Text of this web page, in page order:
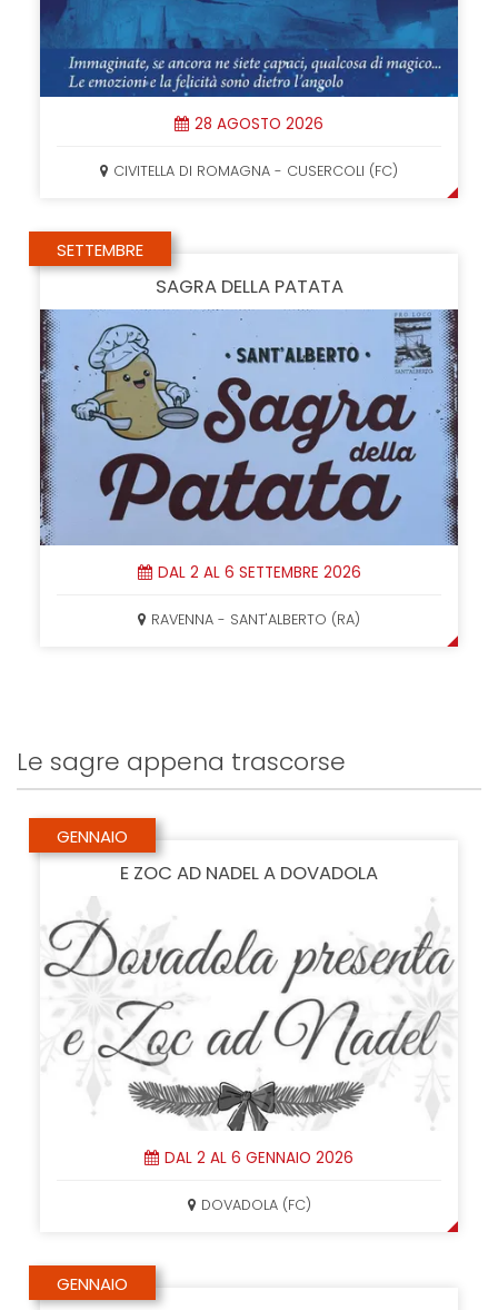
28 AGOSTO 2026
CIVITELLA DI ROMAGNA - CUSERCOLI (FC)
SETTEMBRE
SAGRA DELLA PATATA
DAL 2 AL 6 SETTEMBRE 2026
RAVENNA - SANT'ALBERTO (RA)
Le sagre appena trascorse
GENNAIO
E ZOC AD NADEL A DOVADOLA
DAL 2 AL 6 GENNAIO 2026
DOVADOLA (FC)
GENNAIO